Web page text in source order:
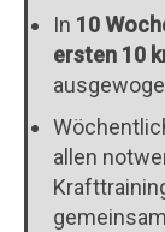
In 10
ersten 10
allen